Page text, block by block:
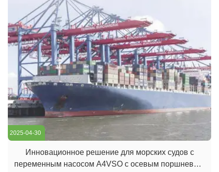
2025-04-30
Инновационное решение для морских судов с
переменным насосом A4VSO с осевым поршневым